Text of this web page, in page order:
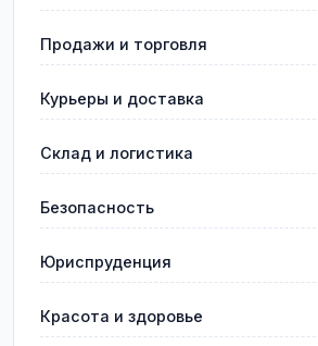
Продажи и торговля
Курьеры и доставка
Склад и логистика
Безопасность
Юриспруденция
Красота и здоровье